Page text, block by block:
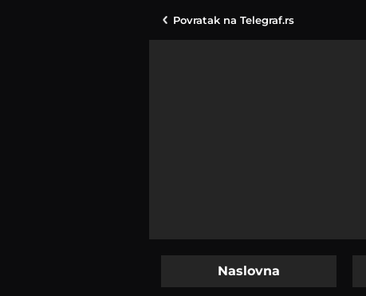
Povratak na Telegraf.rs
Naslovna